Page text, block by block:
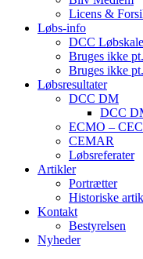
Licens &
Løbs-info
DCC
Bruges ikke
Bruges ikke
Løbsresultater
DCC DM
DCC
ECMO – CEC
CEMAR
Løbsreferater
Artikler
Portrætter
Historiske
Kontakt
Bestyrelsen
Nyheder